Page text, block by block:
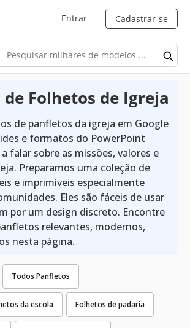
Entrar Cadastrar-se
Folhetos de Igreja
de panfletos da igreja em Google
e formatos do PowerPoint
falar sobre as missões, valores e
Preparamos uma coleção de
e imprimíveis especialmente
Eles são fáceis de usar
por um design discreto. Encontre
relevantes, modernos,
nesta página.
Todos Panfletos
da escola Folhetos de padaria